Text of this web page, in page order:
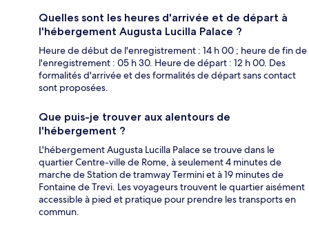
Quelles sont les heures d'arrivée et de départ à
l'hébergement Augusta Lucilla Palace ?
Heure de début de l'enregistrement : 14 h 00 ; heure de fin de
l'enregistrement : 05 h 30. Heure de départ : 12 h 00. Des
formalités d'arrivée et des formalités de départ sans contact
sont proposées.
Que puis-je trouver aux alentours de
l'hébergement ?
L'hébergement Augusta Lucilla Palace se trouve dans le
quartier Centre-ville de Rome, à seulement 4 minutes de
marche de Station de tramway Termini et à 19 minutes de
Fontaine de Trevi. Les voyageurs trouvent le quartier aisément
accessible à pied et pratique pour prendre les transports en
commun.